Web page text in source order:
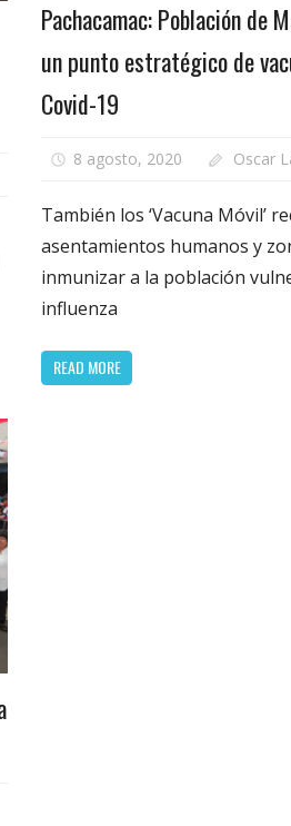
Pachacamac: Población de
un punto estratégico de
Covid-19
8 agosto, 2020 Oscar
También los ‘Vacuna Móvil’
asentamientos humanos y
inmunizar a la población
influenza
READ MORE